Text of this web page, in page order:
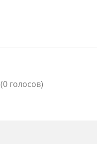
(0 голосов)